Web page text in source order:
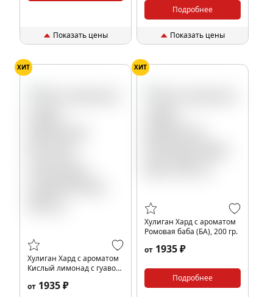
Показать цены
Подробнее
Показать цены
ХИТ
Хулиган Хард с ароматом
Кислый лимонад с гуавой
от 1935 ₽
ХИТ
Хулиган Хард с ароматом
Ромовая баба (БА), 200 гр.
от 1935 ₽
Подробнее